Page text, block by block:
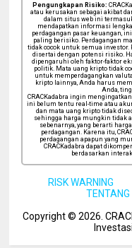
Pengungkapan Risiko:
atau kerusakan sebagai akibat
dalam situs web ini
mendapatkan informasi
perdagangan pasar keuangan,
paling berisiko. Perdagangan
tidak cocok untuk semua
disertai dengan potensi risiko.
dipengaruhi oleh faktor-faktor
politik. Mata uang kripto tidak
untuk memperdagangkan
kripto lainnya, Anda harus
Anda,
CRACKadabra ingin
ini belum tentu real-time atau
dan mata uang kripto tidak
sehingga harga mungkin tidak
sebenarnya, yang berarti
perdagangan. Karena itu,
perdagangan apapun yang
CRACKadabra dapat
berdasarkan
RISK WARNING
TENTANG
Copyright © 2026 .
Investasi